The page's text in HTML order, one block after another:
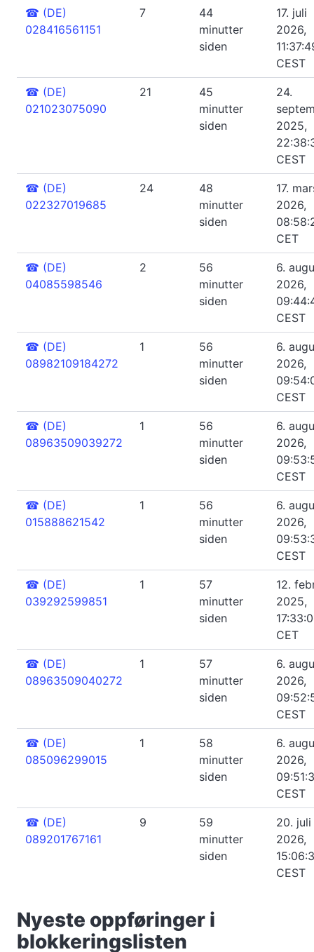
☎ (DE)
028416561151
7
44
minutter
siden
17. juli
2026,
CEST
☎ (DE)
021023075090
21
45
minutter
siden
24.
2025,
CEST
☎ (DE)
022327019685
24
48
minutter
siden
17.
2026,
CET
☎ (DE)
04085598546
2
56
minutter
siden
6.
2026,
CEST
☎ (DE)
08982109184272
1
56
minutter
siden
6.
2026,
CEST
☎ (DE)
08963509039272
1
56
minutter
siden
6.
2026,
CEST
☎ (DE)
015888621542
1
56
minutter
siden
6.
2026,
CEST
☎ (DE)
039292599851
1
57
minutter
siden
12.
2025,
CET
☎ (DE)
08963509040272
1
57
minutter
siden
6.
2026,
CEST
☎ (DE)
085096299015
1
58
minutter
siden
6.
2026,
CEST
☎ (DE)
089201767161
9
59
minutter
siden
20. juli
2026,
CEST
Nyeste oppføringer i
blokkeringslisten